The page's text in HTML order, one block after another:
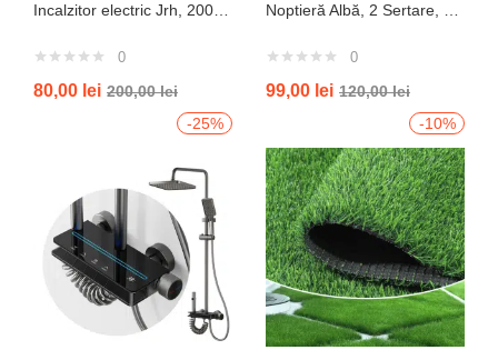
0
80,00 lei 200,00lei
0
99,00 lei 120,00lei
-25%
-10%